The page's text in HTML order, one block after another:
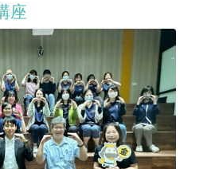
座